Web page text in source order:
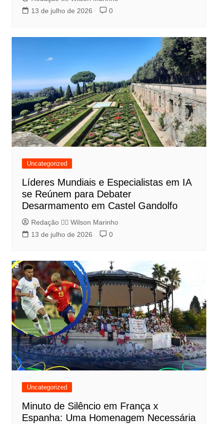
13 de julho de 2026
0
Uncategorized
Líderes Mundiais e Especialistas em IA
se Reúnem para Debater
Desarmamento em Castel Gandolfo
Redação 👨‍⚖️​ Wilson Marinho
13 de julho de 2026
0
Uncategorized
Minuto de Silêncio em França x
Espanha: Uma Homenagem Necessária